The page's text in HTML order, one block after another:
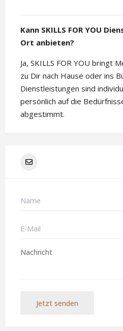
Kann SKILLS FOR YOU
Ort anbieten?
Ja, SKILLS FOR YOU bringt
zu Dir nach Hause oder ins
Dienstleistungen sind
persönlich auf die
abgestimmt.
Jetzt senden